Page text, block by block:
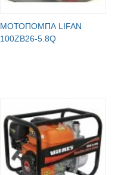
МОТОПОМПА LIFAN
100ZB26-5.8Q